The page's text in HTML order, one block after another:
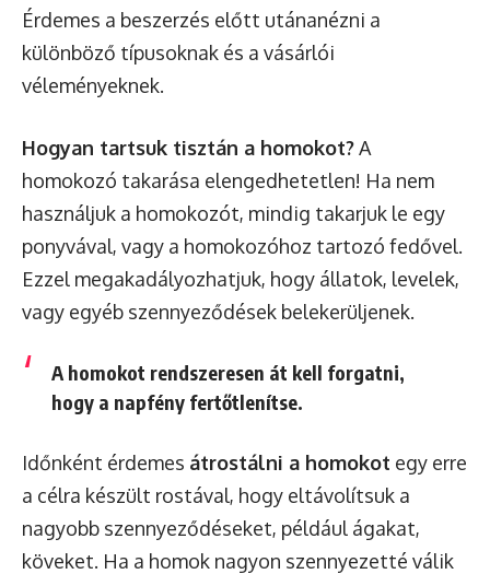
Érdemes a beszerzés előtt utánanézni a
különböző típusoknak és a vásárlói
véleményeknek.
Hogyan tartsuk tisztán a homokot?A
homokozó takarása elengedhetetlen! Ha nem
használjuk a homokozót, mindig takarjuk le egy
ponyvával, vagy a homokozóhoz tartozó fedővel.
Ezzel megakadályozhatjuk, hogy állatok, levelek,
vagy egyéb szennyeződések belekerüljenek.
A homokot rendszeresen át kell forgatni,
hogy a napfény fertőtlenítse.
Időnként érdemes átrostálni a homokot egy erre
a célra készült rostával, hogy eltávolítsuk a
nagyobb szennyeződéseket, például ágakat,
köveket. Ha a homok nagyon szennyezetté válik